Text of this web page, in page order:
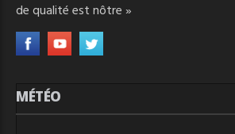
de qualité est nôtre »
MÉTÉO